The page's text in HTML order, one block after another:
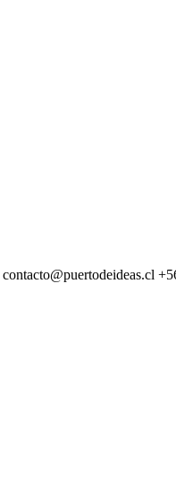
contacto@puertodeideas.cl